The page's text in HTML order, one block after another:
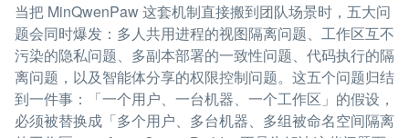
当把 MinQwenPaw 这套机制直接搬到团队场景时，五大问
题会同时爆发：多人共用进程的视图隔离问题、工作区互不
污染的隐私问题、多副本部署的一致性问题、代码执行的隔
离问题，以及智能体分享的权限控制问题。这五个问题归结
到一件事：「一个用户、一台机器、一个工作区」的假设，
必须被替换成「多个用户、多台机器、多组被命名空间隔离